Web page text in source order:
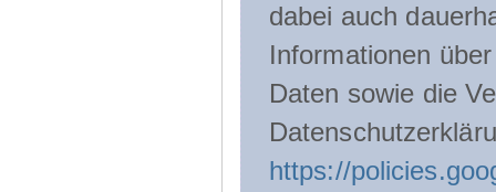
dabei auch
Informationen
Daten sowie die
https://